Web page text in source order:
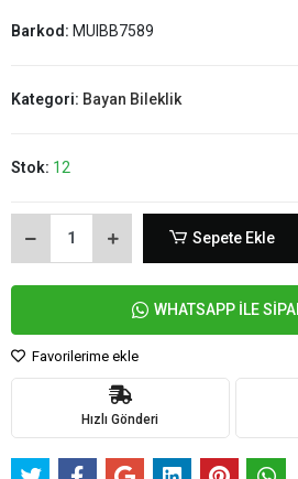
Barkod: MUIBB7589
Kategori: Bayan Bileklik
Stok: 12
Sepete Ekle
WHATSAPP İLE
Favorilerime ekle
Hızlı Gönderi